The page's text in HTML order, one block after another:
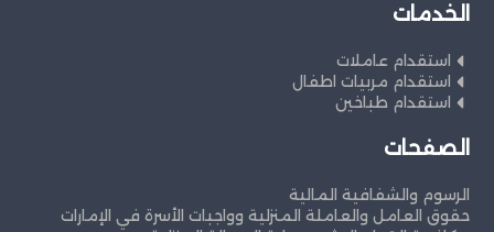
الخدمات
استقدام عاملات
استقدام مربيات اطفال
استقدام طباخين
الصفحات
الرسوم والشفافية المالية
حقوق العامل والعاملة المنزلية وواجبات الأسرة في الإمارات